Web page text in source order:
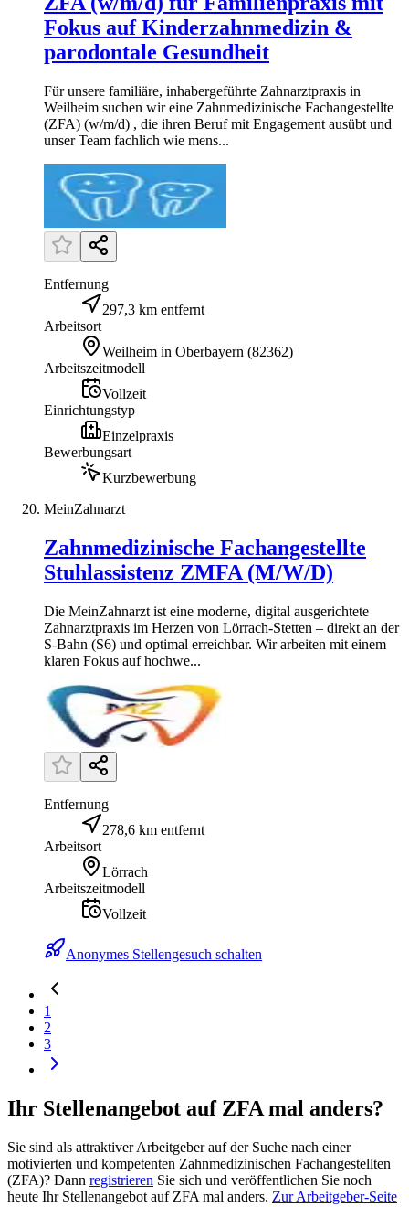
Fokus auf Kinderzahnmedizin &
parodontale Gesundheit
Für unsere familiäre, inhabergeführte Zahnarztpraxis in
Weilheim suchen wir eine Zahnmedizinische Fachangestellte
(ZFA) (w/m/d) , die ihren Beruf mit Engagement ausübt und
unser Team fachlich wie mens...
Entfernung
297,3 km entfernt
Arbeitsort
Weilheim in Oberbayern (82362)
Arbeitszeitmodell
Vollzeit
Einrichtungstyp
Einzelpraxis
Bewerbungsart
Kurzbewerbung
MeinZahnarzt
Zahnmedizinische Fachangestellte
Stuhlassistenz ZMFA (M/W/D)
Die MeinZahnarzt ist eine moderne, digital ausgerichtete
Zahnarztpraxis im Herzen von Lörrach-Stetten – direkt an der
S-Bahn (S6) und optimal erreichbar. Wir arbeiten mit einem
klaren Fokus auf hochwe...
Entfernung
278,6 km entfernt
Arbeitsort
Lörrach
Arbeitszeitmodell
Vollzeit
Anonymes Stellengesuch schalten
1
2
3
Ihr Stellenangebot auf ZFA mal anders?
Sie sind als attraktiver Arbeitgeber auf der Suche nach einer
motivierten und kompetenten Zahnmedizinischen Fachangestellten
(ZFA)? Dann registrieren Sie sich und veröffentlichen Sie noch
heute Ihr Stellenangebot auf ZFA mal anders. Zur Arbeitgeber-Seite